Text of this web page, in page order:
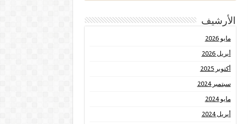
الأرشيف
مايو 2026
أبريل 2026
أكتوبر 2025
سبتمبر 2024
مايو 2024
أبريل 2024